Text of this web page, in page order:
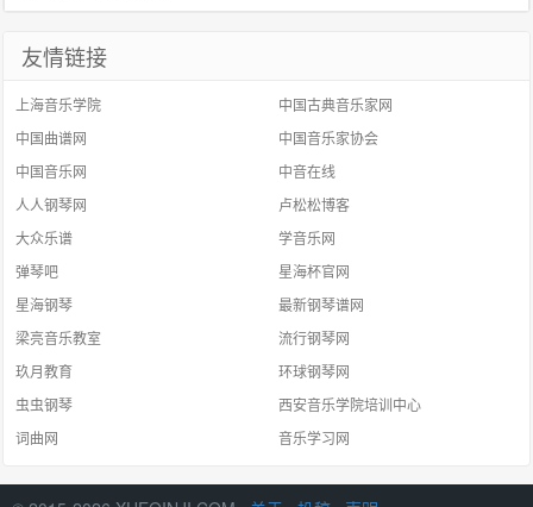
友情链接
上海音乐学院
中国古典音乐家网
中国曲谱网
中国音乐家协会
中国音乐网
中音在线
人人钢琴网
卢松松博客
大众乐谱
学音乐网
弹琴吧
星海杯官网
星海钢琴
最新钢琴谱网
梁亮音乐教室
流行钢琴网
玖月教育
环球钢琴网
虫虫钢琴
西安音乐学院培训中心
词曲网
音乐学习网